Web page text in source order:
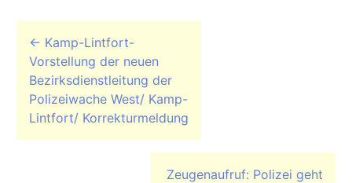
Beitrags-Navigation
← Kamp-Lintfort-
Vorstellung der neuen
Bezirksdienstleitung der
Polizeiwache West/ Kamp-
Lintfort/ Korrekturmeldung
Zeugenaufruf: Polizei geht